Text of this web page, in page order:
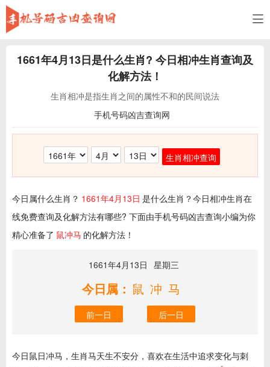
1661年4月13日是什么生肖? 今日相冲生肖查询及
化解方法！
生肖相冲是指生肖之间的属性不和的民间说法
手机号码凶吉查询网
生肖相冲查询
今日属什么生肖？ 1661年4月13日 是什么生肖？今日相冲生肖在
线免费查询及化解方法有哪些? 下面由手机号码凶吉查询小编为你
精心准备了 鼠冲马 的化解方法！
1661年4月13日 星期三
今日属： 鼠冲马
前一日 后一日
今日鼠日冲马，生肖马天生不安分，喜欢在生活中追求变化与刺